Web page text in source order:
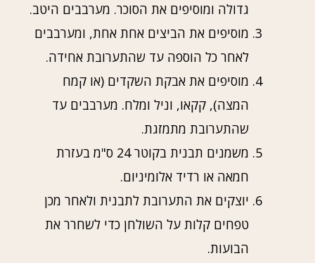
גדולה ומוסיפים את הסוכר. מערבבים היטב.
מוסיפים את הביצים אחת אחת, ומערבבים
לאחר כל הוספה עד שהתערובת אחידה.
מוסיפים את אבקת השקדים (או קמח
המצה), קקאו, וניל ומלח. מערבבים עד
שהתערובת מתמזגת.
משמנים תבנית בקוטר 24 ס"מ בעזרת
חמאה או רדיד אלומיניום.
יוצקים את התערובת לתבנית ולאחר מכן
טפחים קלות על השולחן כדי לשחרר את
הבועות.